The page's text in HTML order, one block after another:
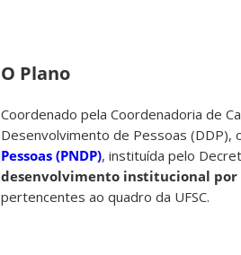
O Plano
Coordenado pela Coordenadoria de
Desenvolvimento de Pessoas (DDP),
Pessoas (PNDP), instituída pelo
desenvolvimento institucional por
pertencentes ao quadro da UFSC.